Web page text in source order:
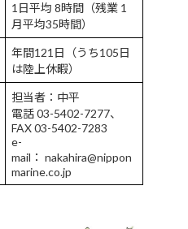
1日平均 8時間（残業 1
月平均35時間）
年間121日（うち105日
は陸上休暇）
担当者：中平
電話 03-5402-7277、
FAX 03-5402-7283
e-
mail： nakahira@nippon
marine.co.jp